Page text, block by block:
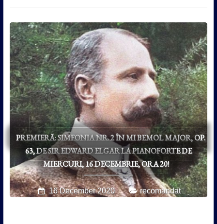
PREMIERĂ: SIMFONIA NR. 2 ÎN MI BEMOL MAJOR, OP.
63, DE SIR EDWARD ELGAR LA PIANOFORTE DE
MIERCURI, 16 DECEMBRIE, ORA 20!
16 December 2020 recomandat